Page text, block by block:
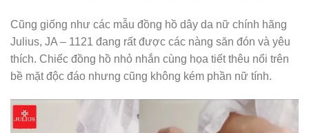
Cũng giống như các mẫu đồng hồ dây da nữ chính hãng
Julius, JA – 1121 đang rất được các nàng săn đón và yêu
thích. Chiếc đồng hồ nhỏ nhắn cùng họa tiết thêu nổi trên
bề mặt độc đáo nhưng cũng không kém phần nữ tính.